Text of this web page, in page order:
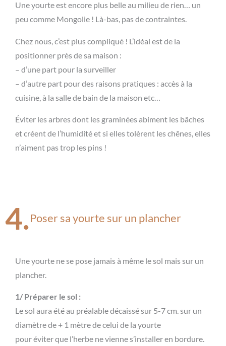
Une yourte est encore plus belle au milieu de rien… un
peu comme Mongolie ! Là-bas, pas de contraintes.
Chez nous, c’est plus compliqué ! L’idéal est de la
positionner près de sa maison :
– d’une part pour la surveiller
– d’autre part pour des raisons pratiques : accès à la
cuisine, à la salle de bain de la maison etc…
Éviter les arbres dont les graminées abiment les bâches
et créent de l’humidité et si elles tolèrent les chênes, elles
n’aiment pas trop les pins !
4.Poser sa yourte sur un plancher
Une yourte ne se pose jamais à même le sol mais sur un
plancher.
1/ Préparer le sol :
Le sol aura été au préalable décaissé sur 5-7 cm. sur un
diamètre de + 1 mètre de celui de la yourte
pour éviter que l’herbe ne vienne s’installer en bordure.